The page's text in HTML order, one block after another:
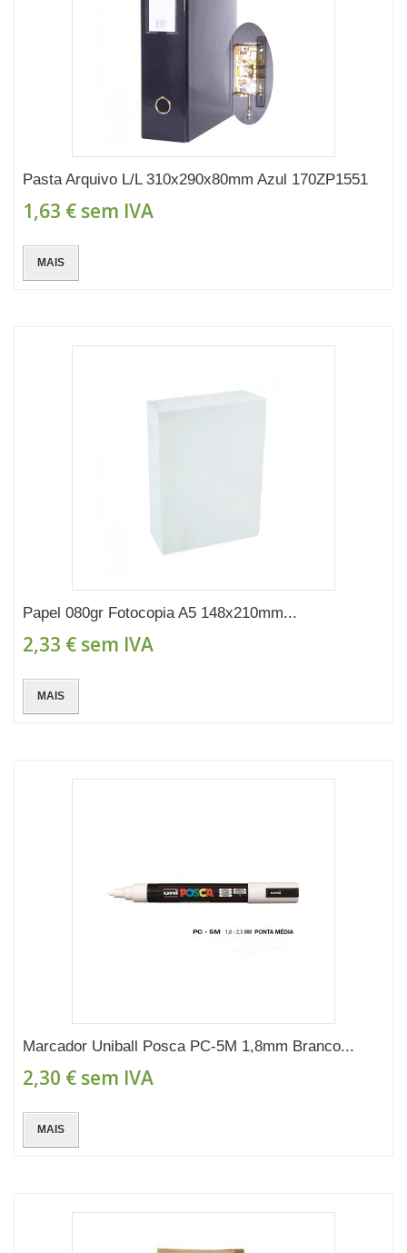
Pasta Arquivo L/L 310x290x80mm Azul 170ZP1551
1,63 € sem IVA
MAIS
Papel 080gr Fotocopia A5 148x210mm...
2,33 € sem IVA
MAIS
Marcador Uniball Posca PC-5M 1,8mm Branco...
2,30 € sem IVA
MAIS